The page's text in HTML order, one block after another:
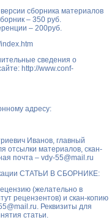
сборника материалов
– 350 руб.
– 200руб.
сведения о
http://www.conf-
адресу:
Иванов, главный
отсылки материалов, скан-
почта – vdy-55@mail.ru
СТАТЬИ В СБОРНИКЕ:
(желательно в
рецензентов) и скан-копию
. Реквизиты для
статьи.